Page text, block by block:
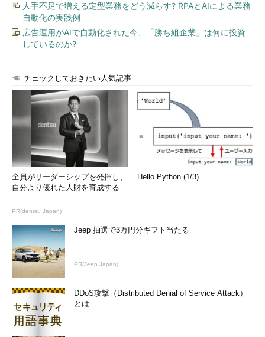
演習は本番ネットワーク上で実施された点が重要なポイント
だという
演習は3チーム構成で実施した。攻撃チームは外部の企業や個
人のハッカーで構成。別のチームは演習中の制御や監視を担当し
た。もう1つのチームはセキュリティの脅威に対する防御を担っ
た。
最初に実施した演習は、ハクティビストが外部のインフラシス
テムに対するクラッキングを行い、データの盗み出しやソーシャ
の演習は、防御チームにとって非常につらい結果になったとい
う。その後、テストを重ねながら、プロセスや手順の改善、利用
ツールの調整、インフラのハードニングなどを実施したとしてい
一方、ペネトレーションテストについては、約8000時間をか
け、125のテストを行ったという。
人手不足で増える定型業務をどう減らす? RPAとAIによる業務
自動化の実践例
広告運用がAIで自動化された今、「勝ち組企業」は何に投資
しているのか?
チェックしておきたい人気記事
全員がリーダーシップを発揮し、
自分より優れた人財を育成する
PR(dentsu Japan)
Hello Python (1/3)
Jeep 抽選で3万円分ギフト当たる
PR(Jeep Japan)
DDoS攻撃（Distributed Denial of Service Attack）
とは